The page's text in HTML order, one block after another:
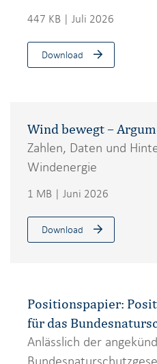
447 KB | Juli 2026
Download
Wind bewegt –
Zahlen, Daten und
Windenergie
1 MB | Juni 2026
Download
Positionspapier:
für das
Anlässlich der